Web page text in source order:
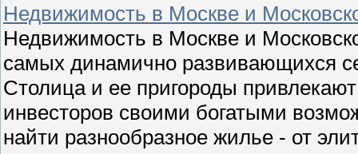
Недвижимость в Москве и
Недвижимость в Москве и
самых динамично развивающихся
Столица и ее пригороды
инвесторов своими богатыми
найти разнообразное жилье - от